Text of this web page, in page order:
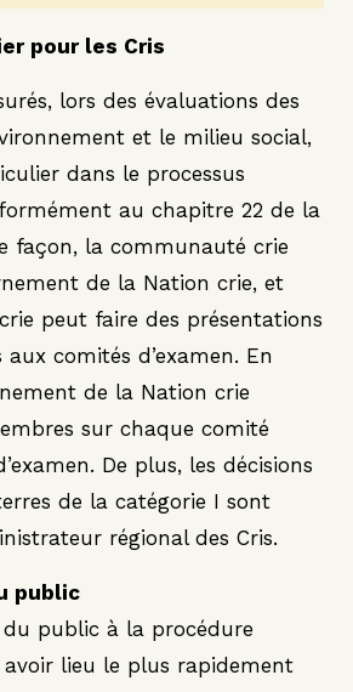
pour les Cris
lors des évaluations des
et le milieu social,
dans le processus
au chapitre 22 de la
façon, la communauté crie
de la Nation crie, et
peut faire des présentations
comités d’examen. En
de la Nation crie
sur chaque comité
De plus, les décisions
de la catégorie I sont
régional des Cris.
public
public à la procédure
avoir lieu le plus rapidement